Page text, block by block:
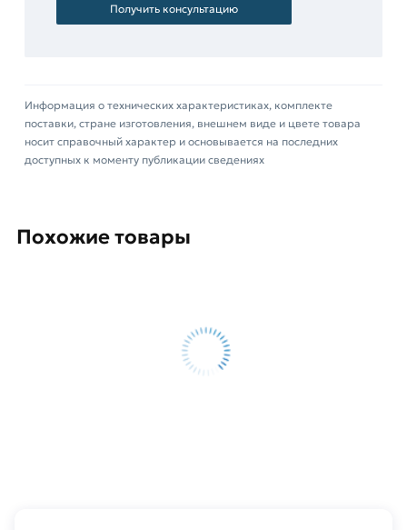
товарa в течение 14 дней (наличие чека
Получить консультацию
Информация о технических характеристиках, комплекте
поставки, стране изготовления, внешнем виде и цвете товара
носит справочный характер и основывается на последних
доступных к моменту публикации сведениях
Похожие товары